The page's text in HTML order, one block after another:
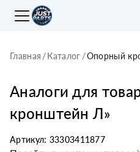
Главная /Каталог /Опорный
Аналоги для
кронштейн Л»
Артикул: 33303411877